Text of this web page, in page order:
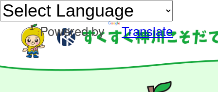
Powered by Translate